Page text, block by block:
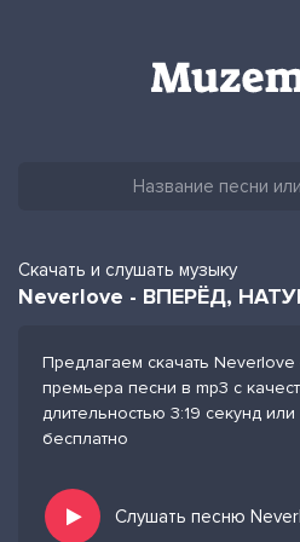
Скачать и слушать музыку
Neverlove - ВПЕРЁД,
Предлагаем скачать
премьера песни в mp3 с
длительностью 3:19 секунд
бесплатно